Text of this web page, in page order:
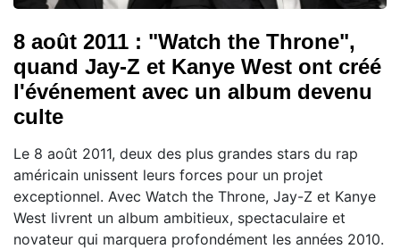
8 août 2011 : "Watch the Throne",
quand Jay-Z et Kanye West ont créé
l'événement avec un album devenu
culte
Le 8 août 2011, deux des plus grandes stars du rap
américain unissent leurs forces pour un projet
exceptionnel. Avec Watch the Throne, Jay-Z et Kanye
West livrent un album ambitieux, spectaculaire et
novateur qui marquera profondément les années 2010.